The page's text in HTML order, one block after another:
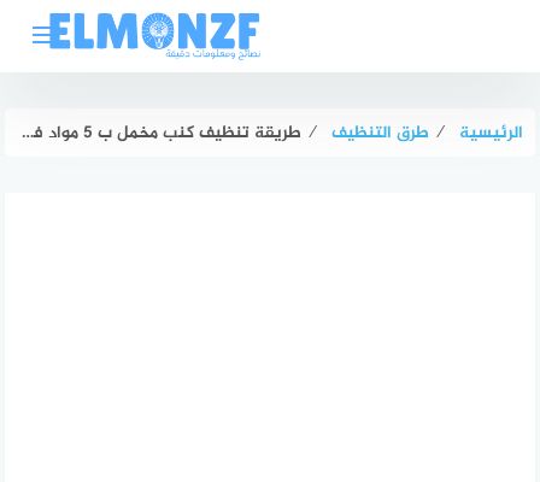
الرئيسية ⁄ طرق التنظيف ⁄ طريقة تنظيف كنب مخمل ب 5 مواد فعالة